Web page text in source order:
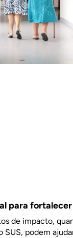
para fortalecer
de impacto,
SUS, podem